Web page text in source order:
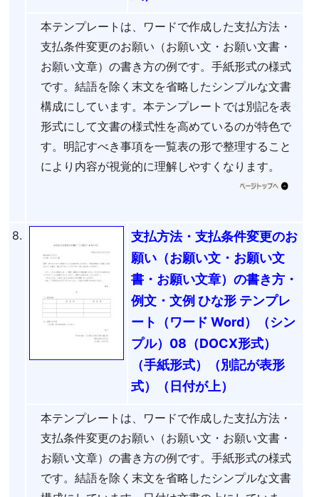
本テンプレートは、ワードで作成した支払方法・
支払条件変更のお願い（お願い文・お願い文書・
お願い文章）の書き方の例です。手紙形式の様式
です。結語を除く末文を省略したシンプルな文書
構成にしています。本テンプレートでは別記を表
形式にして文書の様式性を高めているのが特色で
す。明記すべき事項を一覧表の形で整理すること
により内容が視覚的に理解しやすくなります。
8.
支払方法・支払条件変更のお
願い（お願い文・お願い文
書・お願い文章）の書き方・
例文・文例 ひな形 テンプレ
ート（ワード Word）（シン
プル）08（DOCX形式）
（手紙形式）（別記が表形
式）（日付が上）
本テンプレートは、ワードで作成した支払方法・
支払条件変更のお願い（お願い文・お願い文書・
お願い文章）の書き方の例です。手紙形式の様式
です。結語を除く末文を省略したシンプルな文書